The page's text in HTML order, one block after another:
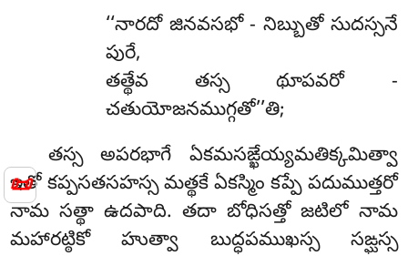
📜
‘‘నారదో జినవసభో - నిబ్బుతో సుదస్సనే
పురే,
తత్థేవ తస్స థూపవరో -
చతుయోజనముగ్గతో’’తి;
తస్స అపరభాగే ఏకమసఙ్ఖేయ్యమతిక్కమిత్వా
ఇతో కప్పసతసహస్స మత్థకే ఏకస్మిం కప్పే పదుముత్తరో
నామ సత్థా ఉదపాది. తదా బోధిసత్తో జటిలో నామ
మహారట్ఠికో హుత్వా బుద్ధపముఖస్స సఙ్ఘస్స